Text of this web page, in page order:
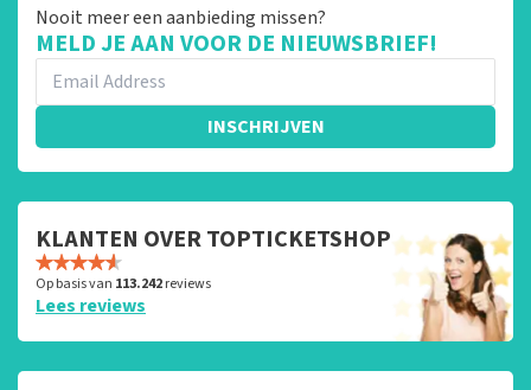
Nooit meer een aanbieding missen?
MELD JE AAN VOOR DE NIEUWSBRIEF!
INSCHRIJVEN
KLANTEN OVER TOPTICKETSHOP
Op basis van 113.242reviews
Lees reviews